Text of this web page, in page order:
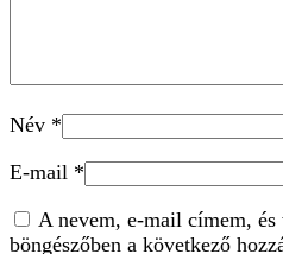
Név *
E-mail *
A nevem, e-mail címem, és
böngészőben a következő